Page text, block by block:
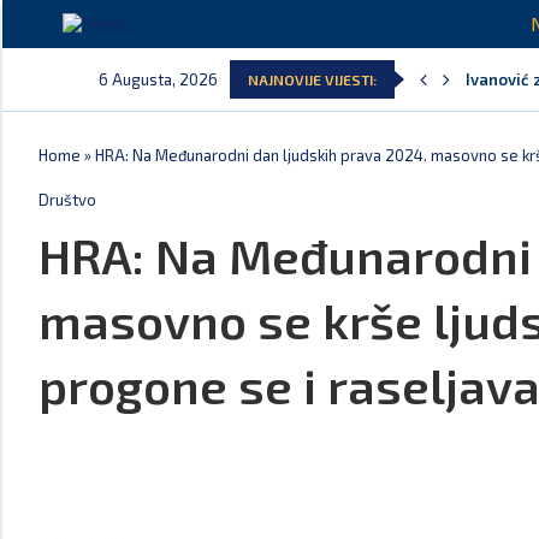
6 Augusta, 2026 NAJNOVIJE VIJESTI:
Ivanović
Spajić:
MPNI do
U
MCP
Andrić:
Home »HRA: Na Međunarodni dan ljudskih prava 2024. masovno se
Društvo
HRA: Na
masovno se krše
progone se i